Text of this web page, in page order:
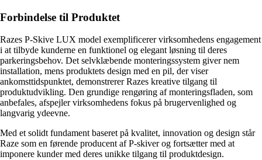
Forbindelse til Produktet
Razes P-Skive LUX model exemplificerer virksomhedens engagement
i at tilbyde kunderne en funktionel og elegant løsning til deres
parkeringsbehov. Det selvklæbende monteringssystem giver nem
installation, mens produktets design med en pil, der viser
ankomsttidspunktet, demonstrerer Razes kreative tilgang til
produktudvikling. Den grundige rengøring af monteringsfladen, som
anbefales, afspejler virksomhedens fokus på brugervenlighed og
langvarig ydeevne.
Med et solidt fundament baseret på kvalitet, innovation og design står
Raze som en førende producent af P-skiver og fortsætter med at
imponere kunder med deres unikke tilgang til produktdesign.